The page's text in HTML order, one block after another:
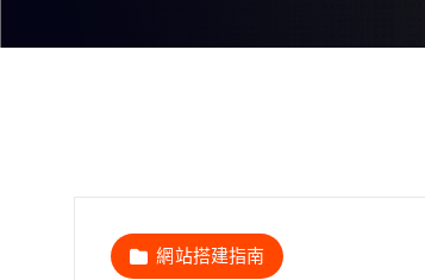
網站搭建指南